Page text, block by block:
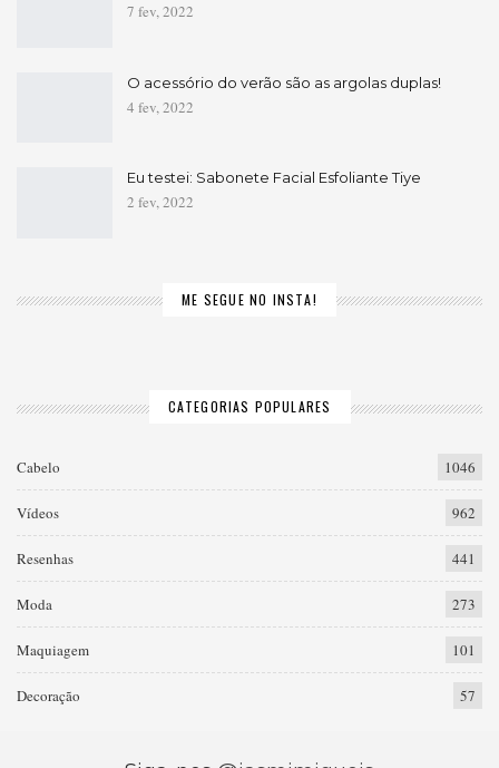
7 fev, 2022
O acessório do verão são as argolas duplas!
4 fev, 2022
Eu testei: Sabonete Facial Esfoliante Tiye
2 fev, 2022
ME SEGUE NO INSTA!
CATEGORIAS POPULARES
Cabelo 1046
Vídeos 962
Resenhas 441
Moda 273
Maquiagem 101
Decoração 57